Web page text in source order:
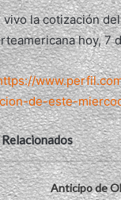
vivo la cotización
hoy, 7
de-este-
Anticipo de